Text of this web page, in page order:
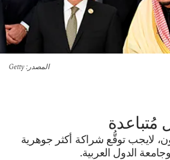
المصدر : Getty
مُتباعدة
لايجب توقُّع شراكة أكثر جوهرية
الدول العربية.